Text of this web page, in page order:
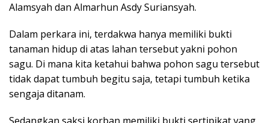
Alamsyah dan Almarhun Asdy Suriansyah.
Dalam perkara ini, terdakwa hanya memiliki bukti
tanaman hidup di atas lahan tersebut yakni pohon
sagu. Di mana kita ketahui bahwa pohon sagu tersebut
tidak dapat tumbuh begitu saja, tetapi tumbuh ketika
sengaja ditanam.